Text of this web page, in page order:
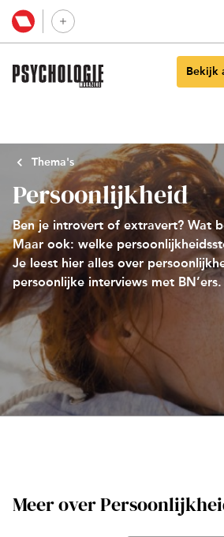
Bekijk
Thema's
Persoonlijkheid
Ben je introvert of extravert? Wat
Maar ook: welke
Je leest hier alles over
persoonlijke interviews met BN’ers.
Meer over